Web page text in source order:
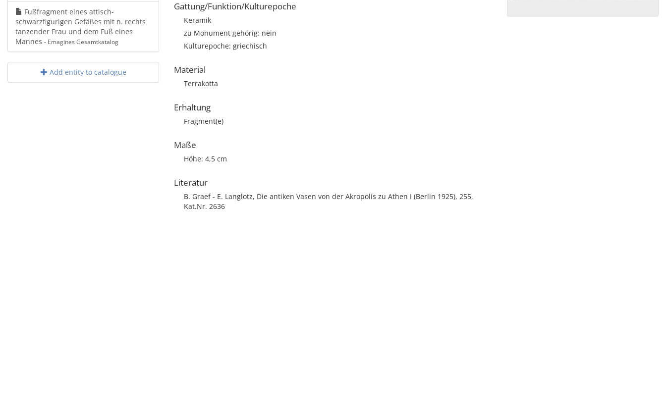
Fußfragment eines attisch-
schwarzfigurigen Gefäßes mit n. rechts
tanzender Frau und dem Fuß eines
Mannes - Emagines Gesamtkatalog
Add entity to catalogue
Gattung/Funktion/Kulturepoche
Keramik
zu Monument gehörig: nein
Kulturepoche: griechisch
Material
Terrakotta
Erhaltung
Fragment(e)
Maße
Höhe: 4,5 cm
Literatur
B. Graef - E. Langlotz, Die antiken Vasen von der Akropolis zu Athen I (Berlin 1925), 255,
Kat.Nr. 2636